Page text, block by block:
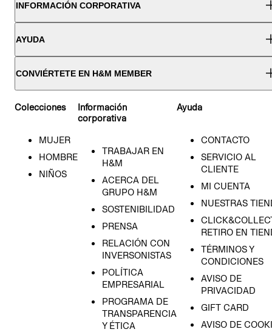
INFORMACIÓN CORPORATIVA
AYUDA
CONVIÉRTETE EN H&M MEMBER
Colecciones
MUJER
HOMBRE
NIÑOS
Información
corporativa
TRABAJAR EN
H&M
ACERCA DEL
GRUPO H&M
SOSTENIBILIDAD
PRENSA
RELACIÓN CON
INVERSONISTAS
POLÍTICA
EMPRESARIAL
PROGRAMA DE
TRANSPARENCIA
Y ÉTICA
Ayuda
CONTACTO
SERVICIO AL
CLIENTE
MI CUENTA
NUESTRAS
RETIRO EN
TÉRMINOS Y
CONDICIONES
AVISO DE
PRIVACIDAD
GIFT CARD
AVISO DE